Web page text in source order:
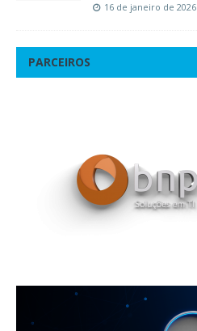
16 de janeiro de 2026
PARCEIROS